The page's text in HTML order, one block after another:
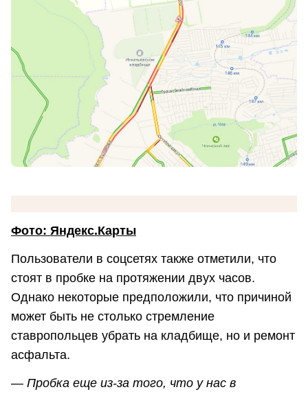
Фото: Яндекс.Карты
Пользователи в соцсетях также отметили, что
стоят в пробке на протяжении двух часов.
Однако некоторые предположили, что причиной
может быть не столько стремление
ставропольцев убрать на кладбище, но и ремонт
асфальта.
— Пробка еще из-за того, что у нас в